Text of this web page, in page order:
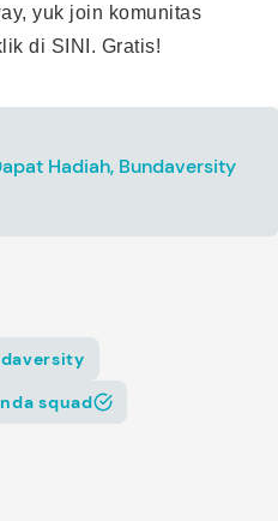
yuk join komunitas
di SINI . Gratis!
Hadiah, Bundaversity
squad